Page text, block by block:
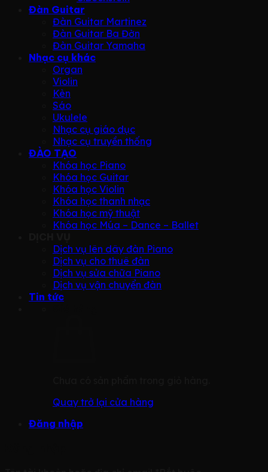
Đàn Guitar
Đàn Guitar Martinez
Đàn Guitar Ba Đờn
Đàn Guitar Yamaha
Nhạc cụ khác
Organ
Violin
Kèn
Sáo
Ukulele
Nhạc cụ giáo dục
Nhạc cụ truyền thống
ĐÀO TẠO
Khóa học Piano
Khóa học Guitar
Khóa học Violin
Khóa học thanh nhạc
Khóa học mỹ thuật
Khóa học Múa – Dance – Ballet
Dịch vụ lên dây đàn Piano
Dịch vụ cho thuê đàn
Dịch vụ sửa chữa Piano
Dịch vụ vận chuyển đàn
Tin tức
Quay trở lại cửa hàng
Đăng nhập